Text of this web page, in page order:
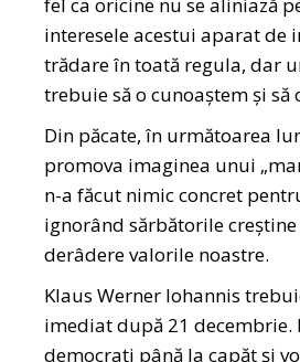
fel ca oricine nu se aliniază
interesele acestui aparat de
trădare în toată regula, dar
trebuie să o cunoaștem și să
Din păcate, în următoarea
promova imaginea unui
n-a făcut nimic concret
ignorând sărbătorile
derâdere valorile noastre.
Klaus Werner Iohannis
imediat după 21 decembrie.
democrați până la capăt și